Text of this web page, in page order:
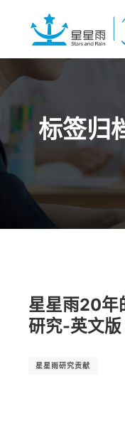
标签归
星星雨20年
研究-英文版
星星雨研究贡献